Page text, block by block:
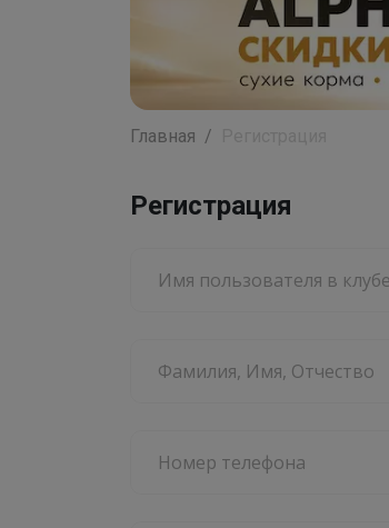
Главная
Регистрация